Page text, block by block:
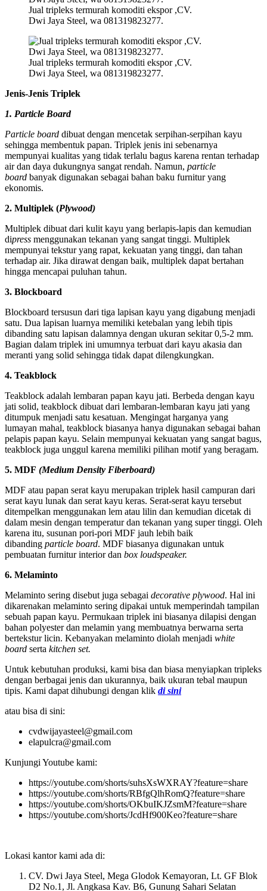
Jual tripleks termurah komoditi ekspor ,CV.
Dwi Jaya Steel, wa 081319823277.
Jual tripleks termurah komoditi ekspor ,CV.
Dwi Jaya Steel, wa 081319823277.
Jenis-Jenis Triplek
1. Particle Board
Particle board dibuat dengan mencetak serpihan-serpihan kayu
sehingga membentuk papan. Triplek jenis ini sebenarnya
mempunyai kualitas yang tidak terlalu bagus karena rentan terhadap
air dan daya dukungnya sangat rendah. Namun, particle
board banyak digunakan sebagai bahan baku furnitur yang
ekonomis.
2. Multiplek (Plywood)
Multiplek dibuat dari kulit kayu yang berlapis-lapis dan kemudian
dipress menggunakan tekanan yang sangat tinggi. Multiplek
mempunyai tekstur yang rapat, kekuatan yang tinggi, dan tahan
terhadap air. Jika dirawat dengan baik, multiplek dapat bertahan
hingga mencapai puluhan tahun.
3. Blockboard
Blockboard tersusun dari tiga lapisan kayu yang digabung menjadi
satu. Dua lapisan luarnya memiliki ketebalan yang lebih tipis
dibanding satu lapisan dalamnya dengan ukuran sekitar 0,5-2 mm.
Bagian dalam triplek ini umumnya terbuat dari kayu akasia dan
meranti yang solid sehingga tidak dapat dilengkungkan.
4. Teakblock
Teakblock adalah lembaran papan kayu jati. Berbeda dengan kayu
jati solid, teakblock dibuat dari lembaran-lembaran kayu jati yang
ditumpuk menjadi satu kesatuan. Mengingat harganya yang
lumayan mahal, teakblock biasanya hanya digunakan sebagai bahan
pelapis papan kayu. Selain mempunyai kekuatan yang sangat bagus,
teakblock juga unggul karena memiliki pilihan motif yang beragam.
5. MDF (Medium Density Fiberboard)
MDF atau papan serat kayu merupakan triplek hasil campuran dari
serat kayu lunak dan serat kayu keras. Serat-serat kayu tersebut
ditempelkan menggunakan lem atau lilin dan kemudian dicetak di
dalam mesin dengan temperatur dan tekanan yang super tinggi. Oleh
karena itu, susunan pori-pori MDF jauh lebih baik
dibanding particle board. MDF biasanya digunakan untuk
pembuatan furnitur interior dan box loudspeaker.
6. Melaminto
Melaminto sering disebut juga sebagai decorative plywood. Hal ini
dikarenakan melaminto sering dipakai untuk memperindah tampilan
sebuah papan kayu. Permukaan triplek ini biasanya dilapisi dengan
bahan polyester dan melamin yang membuatnya berwarna serta
bertekstur licin. Kebanyakan melaminto diolah menjadi white
board serta kitchen set.
Untuk kebutuhan produksi, kami bisa dan biasa menyiapkan tripleks
dengan berbagai jenis dan ukurannya, baik ukuran tebal maupun
tipis. Kami dapat dihubungi dengan klik di sini
atau bisa di sini:
cvdwijayasteel@gmail.com
elapulcra@gmail.com
Kunjungi Youtube kami:
https://youtube.com/shorts/suhsXsWXRAY?feature=share
https://youtube.com/shorts/RBfgQlhRomQ?feature=share
https://youtube.com/shorts/OKbuIKJZsmM?feature=share
https://youtube.com/shorts/JcdHf900Keo?feature=share
Lokasi kantor kami ada di:
CV. Dwi Jaya Steel, Mega Glodok Kemayoran, Lt. GF Blok
D2 No.1, Jl. Angkasa Kav. B6, Gunung Sahari Selatan